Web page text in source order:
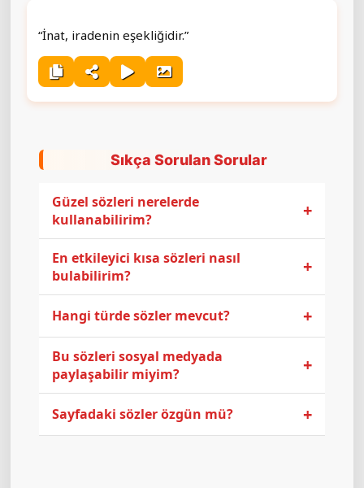
“İnat, iradenin eşekliğidir.”
Sıkça Sorulan Sorular
Güzel sözleri nerelerde
kullanabilirim?
+
En etkileyici kısa sözleri nasıl
bulabilirim?
+
Hangi türde sözler mevcut? +
Bu sözleri sosyal medyada
paylaşabilir miyim?
+
Sayfadaki sözler özgün mü? +